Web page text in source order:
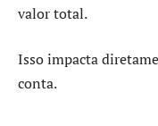
valor total.
Isso impacta
conta.